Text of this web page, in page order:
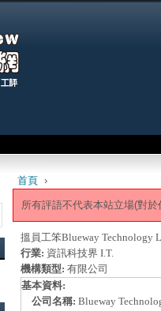
首頁›
所有評語不代表本站立場(對
搵員工笨Blueway Technology
行業: 資訊科技界 I.T.
機構類型: 有限公司
基本資料:
公司名稱: Blueway